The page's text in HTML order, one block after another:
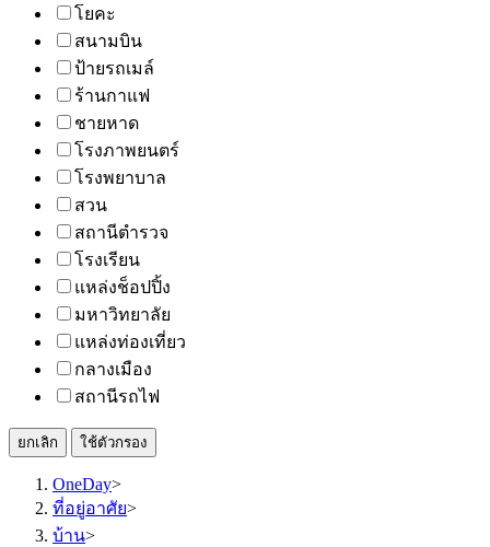
โยคะ
สนามบิน
ป้ายรถเมล์
ร้านกาแฟ
ชายหาด
โรงภาพยนตร์
โรงพยาบาล
สวน
สถานีตำรวจ
โรงเรียน
แหล่งช็อปปิ้ง
มหาวิทยาลัย
แหล่งท่องเที่ยว
กลางเมือง
สถานีรถไฟ
ยกเลิก ใช้ตัวกรอง
OneDay>
ที่อยู่อาศัย>
บ้าน>